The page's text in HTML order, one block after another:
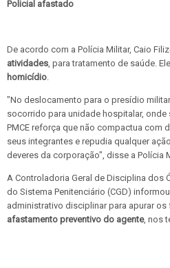
Policial afastado
De acordo com a Polícia Militar, Caio
atividades, para tratamento de saúde.
homicídio.
"No deslocamento para o presídio
socorrido para unidade hospitalar,
PMCE reforça que não compactua com
seus integrantes e repudia qualquer
deveres da corporação", disse a Polícia
A Controladoria Geral de Disciplina dos
do Sistema Penitenciário (CGD)
administrativo disciplinar para apurar
afastamento preventivo do agente, nos